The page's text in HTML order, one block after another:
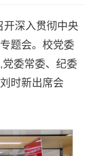
开深入贯彻中央
题会。校党委
委常委、纪委
时新出席会